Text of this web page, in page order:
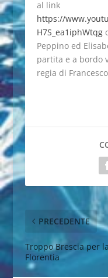
al link
https://
H7S_ea1iphWtqg
Peppino ed
partita e a bordo
regia di
PRECEDENTE
Troppo Brescia per la
Florentia